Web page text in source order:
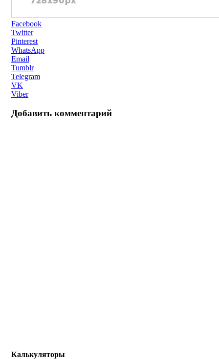
Facebook
Twitter
Pinterest
WhatsApp
Email
Tumblr
Telegram
VK
Viber
Добавить комментарий
Калькуляторы